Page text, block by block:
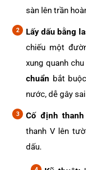
sàn lên trần
Lấy dấu bằng
chiếu một
xung quanh
chuẩn bắt
nước, dễ gây
Cố định
thanh V lên
dấu.